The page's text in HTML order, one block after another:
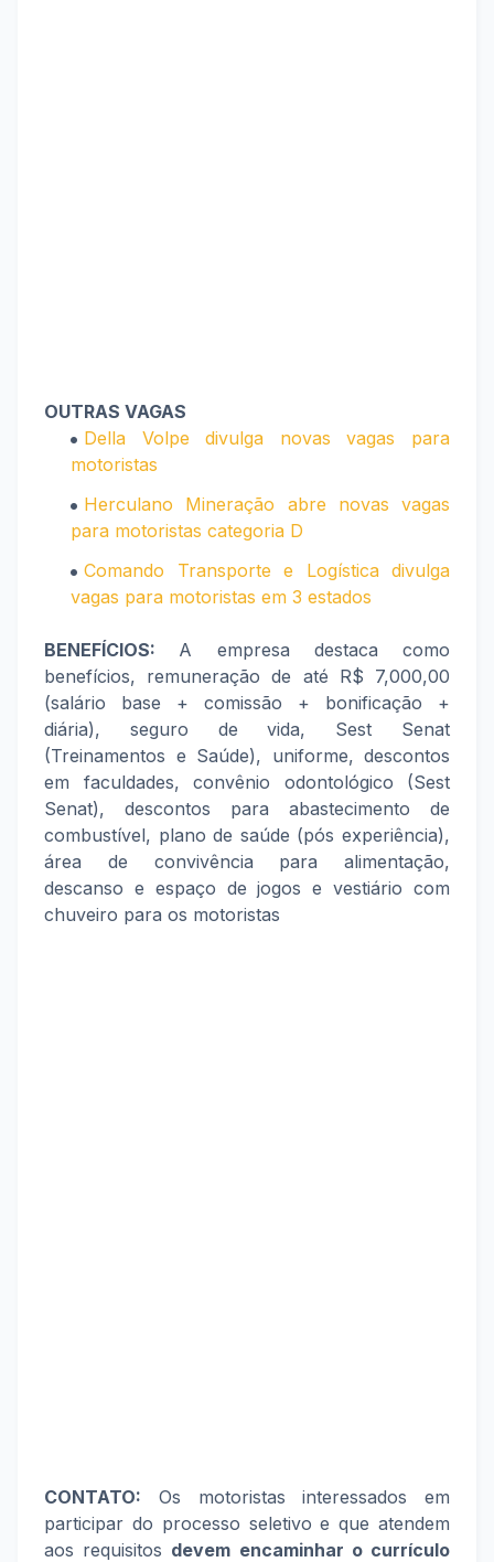
OUTRAS VAGAS
Della Volpe divulga novas vagas para
motoristas
Herculano Mineração abre novas vagas
para motoristas categoria D
Comando Transporte e Logística divulga
vagas para motoristas em 3 estados
BENEFÍCIOS: A empresa destaca como
benefícios, remuneração de até R$ 7,000,00
(salário base + comissão + bonificação +
diária), seguro de vida, Sest Senat
(Treinamentos e Saúde), uniforme, descontos
em faculdades, convênio odontológico (Sest
Senat), descontos para abastecimento de
combustível, plano de saúde (pós experiência),
área de convivência para alimentação,
descanso e espaço de jogos e vestiário com
chuveiro para os motoristas
CONTATO: Os motoristas interessados em
participar do processo seletivo e que atendem
aos requisitos devem encaminhar o currículo